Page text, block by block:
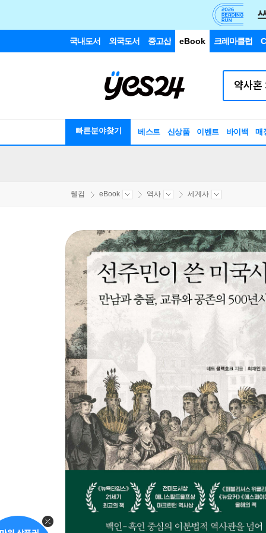
국내도서 외국도서 중고샵 eBook 크레마클럽
빠른분야찾기 베스트 신상품 이벤트 바이백 매
웰컴 eBook 역사 세계사